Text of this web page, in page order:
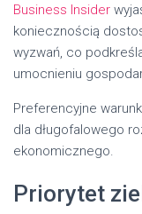
Business Insider
koniecznością
wyzwań, co
umocnieniu
Preferencyjne
dla długofalowego
ekonomicznego.
Priorytet